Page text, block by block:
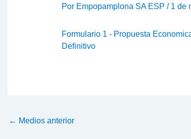
Por Empopamplona SA ESP / 1 de
Formulario 1 - Propuesta
Definitivo
← Medios anterior